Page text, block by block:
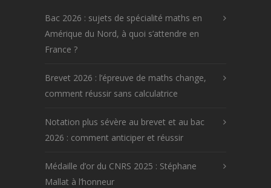
Bac 2026 : sujets de spécialité maths en
Amérique du Nord, à quoi s’attendre en
France ?
Brevet 2026 : l’épreuve de maths change,
comment réussir sans calculatrice
Notation plus sévère au brevet et au bac
2026 : comment anticiper et réussir
Médaille d’or du CNRS 2025 : Stéphane
Mallat à l’honneur